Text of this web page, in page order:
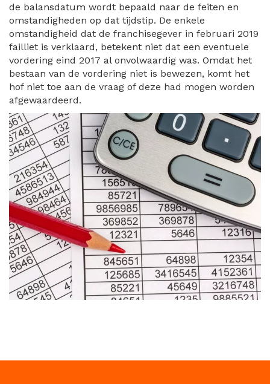
de balansdatum wordt bepaald naar de feiten en
omstandigheden op dat tijdstip. De enkele
omstandigheid dat de franchisegever in februari 2019
failliet is verklaard, betekent niet dat een eventuele
vordering eind 2017 al onvolwaardig was. Omdat het
bestaan van de vordering niet is bewezen, komt het
hof niet toe aan de vraag of deze had mogen worden
afgewaardeerd.